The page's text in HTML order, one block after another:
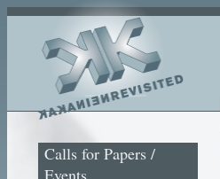
Calls for Papers /
Events